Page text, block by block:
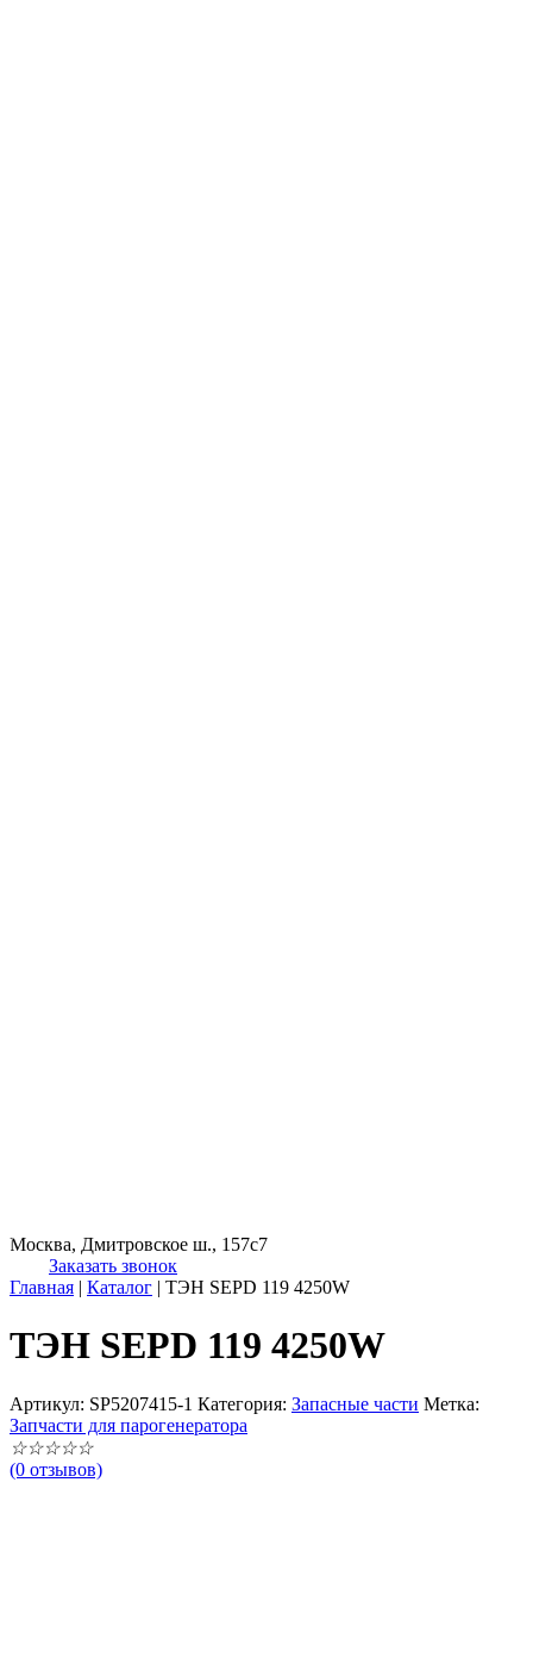
Москва, Дмитровское ш., 157с7
Заказать звонок
Главная | Каталог | ТЭН SEPD 119 4250W
ТЭН SEPD 119 4250W
Артикул: SP5207415-1 Категория: Запасные части Метка:
Запчасти для парогенератора
☆☆☆☆☆
(0 отзывов)